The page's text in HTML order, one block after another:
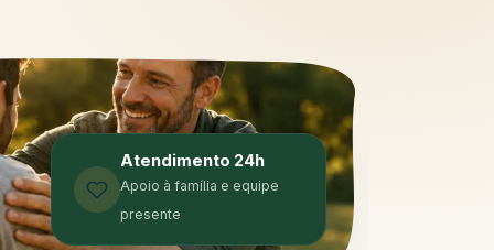
Atendimento 24h
Apoio à família e equipe
presente